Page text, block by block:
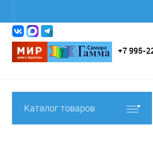
+7 995-
Каталог товаров